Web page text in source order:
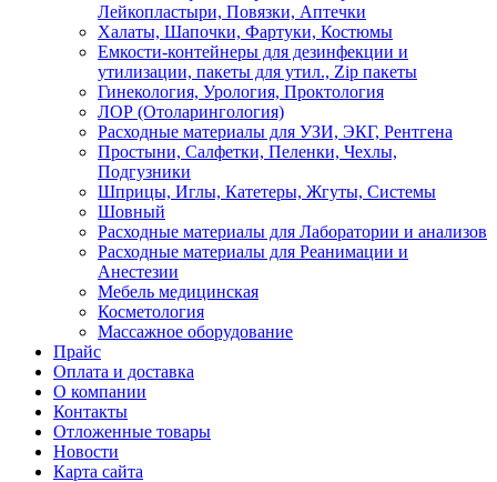
Лейкопластыри, Повязки, Аптечки
Халаты, Шапочки, Фартуки, Костюмы
Емкости-контейнеры для дезинфекции и
утилизации, пакеты для утил., Zip пакеты
Гинекология, Урология, Проктология
ЛОР (Отоларингология)
Расходные материалы для УЗИ, ЭКГ, Рентгена
Простыни, Салфетки, Пеленки, Чехлы,
Подгузники
Шприцы, Иглы, Катетеры, Жгуты, Системы
Шовный
Расходные материалы для Лаборатории и анализов
Расходные материалы для Реанимации и
Анестезии
Мебель медицинская
Косметология
Массажное оборудование
Прайс
Оплата и доставка
О компании
Контакты
Отложенные товары
Новости
Карта сайта